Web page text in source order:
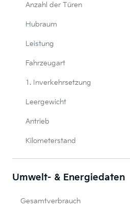
Anzahl der Türen
Hubraum
Leistung
Fahrzeugart
1. Inverkehrsetzung
Leergewicht
Antrieb
Kilometerstand
Umwelt- & Energiedaten
Gesamtverbrauch